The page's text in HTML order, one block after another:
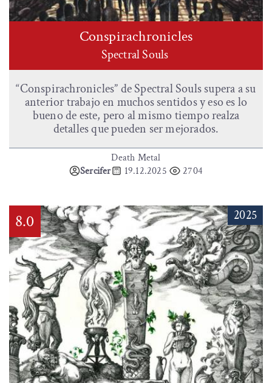
Conspirachronicles
Spectral Souls
“Conspirachronicles” de Spectral Souls supera a su
anterior trabajo en muchos sentidos y eso es lo
bueno de este, pero al mismo tiempo realza
detalles que pueden ser mejorados.
Death Metal
Sercifer
19.12.2025 2704
8.0 2025